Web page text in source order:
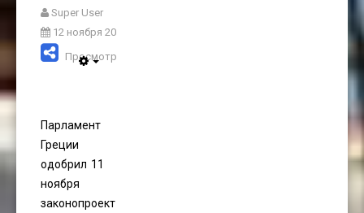
Super User
12 ноября 2021
Просмотров: 3250
Парламент
Греции
одобрил 11
ноября
законопроект